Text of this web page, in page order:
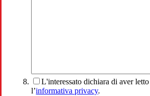
L'interessato dichiara di aver
l’informativa privacy.